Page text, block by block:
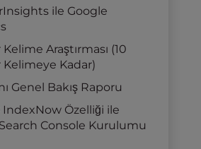
ile Google
Araştırması (10
Kadar)
Genel Bakış Raporu
IndexNow Özelliği ile
Console Kurulumu